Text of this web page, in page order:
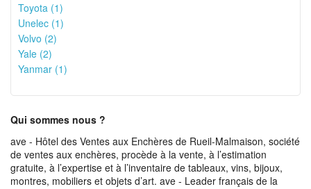
Toyota (1)
Unelec (1)
Volvo (2)
Yale (2)
Yanmar (1)
Qui sommes nous ?
ave - Hôtel des Ventes aux Enchères de Rueil-Malmaison, société
de ventes aux enchères, procède à la vente, à l’estimation
gratuite, à l’expertise et à l’inventaire de tableaux, vins, bijoux,
montres, mobiliers et objets d’art. ave - Leader français de la